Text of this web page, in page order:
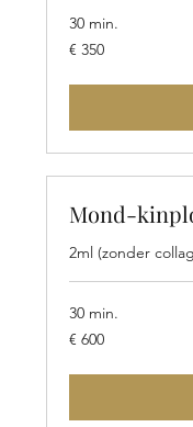
30 min.
350
euro
€ 350
Mond-
2ml (zonder
30 min.
600
euro
€ 600